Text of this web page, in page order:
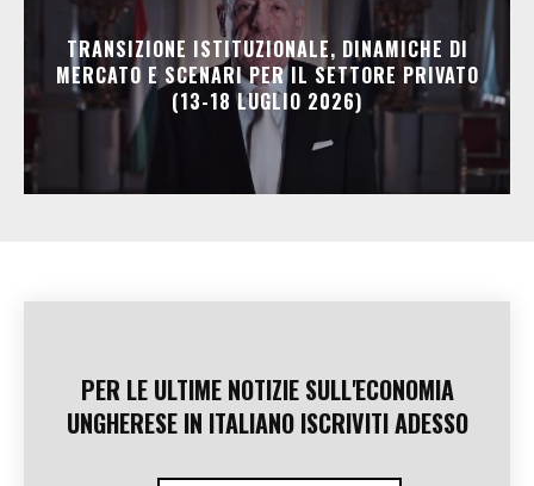
TRANSIZIONE ISTITUZIONALE, DINAMICHE DI
MERCATO E SCENARI PER IL SETTORE PRIVATO
(13-18 LUGLIO 2026)
PER LE ULTIME NOTIZIE SULL'ECONOMIA
UNGHERESE IN ITALIANO ISCRIVITI ADESSO